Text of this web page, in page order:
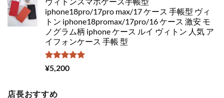
iphone18pro/17pro max/17 ケース 手帳型 ヴィ
トン iphone18promax/17pro/16 ケース 激安 モ
ノグラム柄 iphone ケース ルイ ヴィトン 人気 ア
イフォンケース 手帳 型
5段階中
5.00
¥5,200
店長おすすめ